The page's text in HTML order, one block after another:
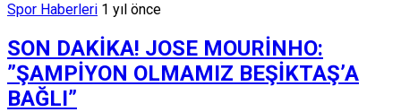
Spor Haberleri 1 yıl önce
SON DAKİKA! JOSE MOURİNHO:
”ŞAMPİYON OLMAMIZ BEŞİKTAŞ’A
BAĞLI”